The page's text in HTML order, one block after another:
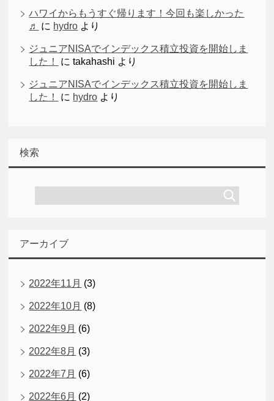
ハワイからもうすぐ帰ります！今回も楽しかった
♬
に hydro より
ジュニアNISAでインデックス積立投資を開始しま
した！
にtakahashi より
ジュニアNISAでインデックス積立投資を開始しま
した！
に hydro より
検索
アーカイブ
2022年11月 (3)
2022年10月 (8)
2022年9月 (6)
2022年8月 (3)
2022年7月 (6)
2022年6月 (2)